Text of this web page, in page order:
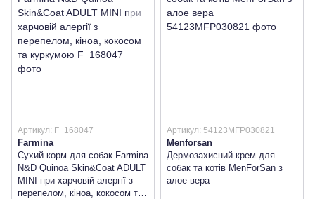
Артикул: F_168047
Farmina
Сухий корм для собак Farmina
N&D Quinoa Skin&Coat ADULT
MINI при харчовій алергії з
перепелом, кіноа, кокосом та
Артикул: 54123MFP030821
Menforsan
Дермозахисний крем для
собак та котів MenForSan з
алое вера